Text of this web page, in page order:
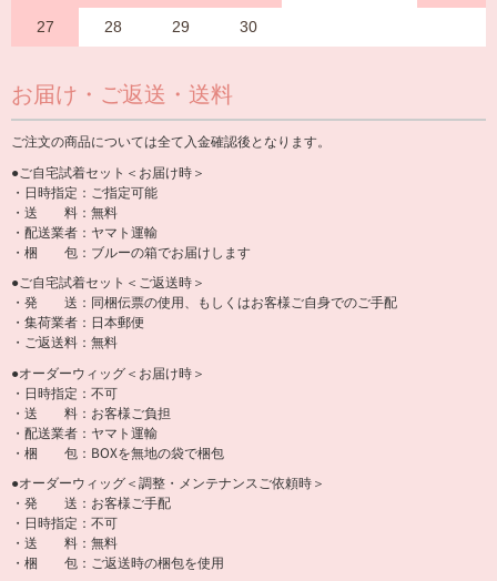
27 28 29 30
お届け・ご返送・送料
ご注文の商品については全て入金確認後となります。
●ご自宅試着セット＜お届け時＞
・日時指定：ご指定可能
・送 料：無料
・配送業者：ヤマト運輸
・梱 包：ブルーの箱でお届けします
●ご自宅試着セット＜ご返送時＞
・発 送：同梱伝票の使用、もしくはお客様ご自身でのご手配
・集荷業者：日本郵便
・ご返送料：無料
●オーダーウィッグ＜お届け時＞
・日時指定：不可
・送 料：お客様ご負担
・配送業者：ヤマト運輸
・梱 包：BOXを無地の袋で梱包
●オーダーウィッグ＜調整・メンテナンスご依頼時＞
・発 送：お客様ご手配
・日時指定：不可
・送 料：無料
・梱 包：ご返送時の梱包を使用